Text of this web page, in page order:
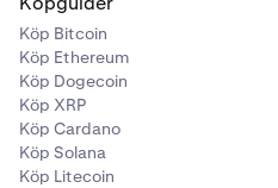
Köp Bitcoin
Köp Ethereum
Köp Dogecoin
Köp XRP
Köp Cardano
Köp Solana
Köp Litecoin